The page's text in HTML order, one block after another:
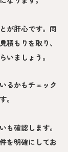
が肝心です。同
積もりを取り、
いましょう。
るかもチェック
。
も確認します。
を明確にしてお